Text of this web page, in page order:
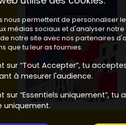
nous permettent de personnaliser
médias sociaux et d'analyser
notre site avec nos partenaires
que tu leur as fournies.
sur “Tout Accepter”, tu
à mesurer l'audience.
sur “Essentiels uniquement”,
uniquement.